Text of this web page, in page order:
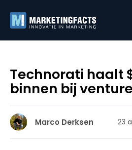
Technorati haalt
binnen bij
Marco Derksen 23